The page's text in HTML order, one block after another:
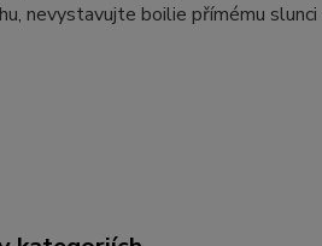
nevystavujte boilie přímému